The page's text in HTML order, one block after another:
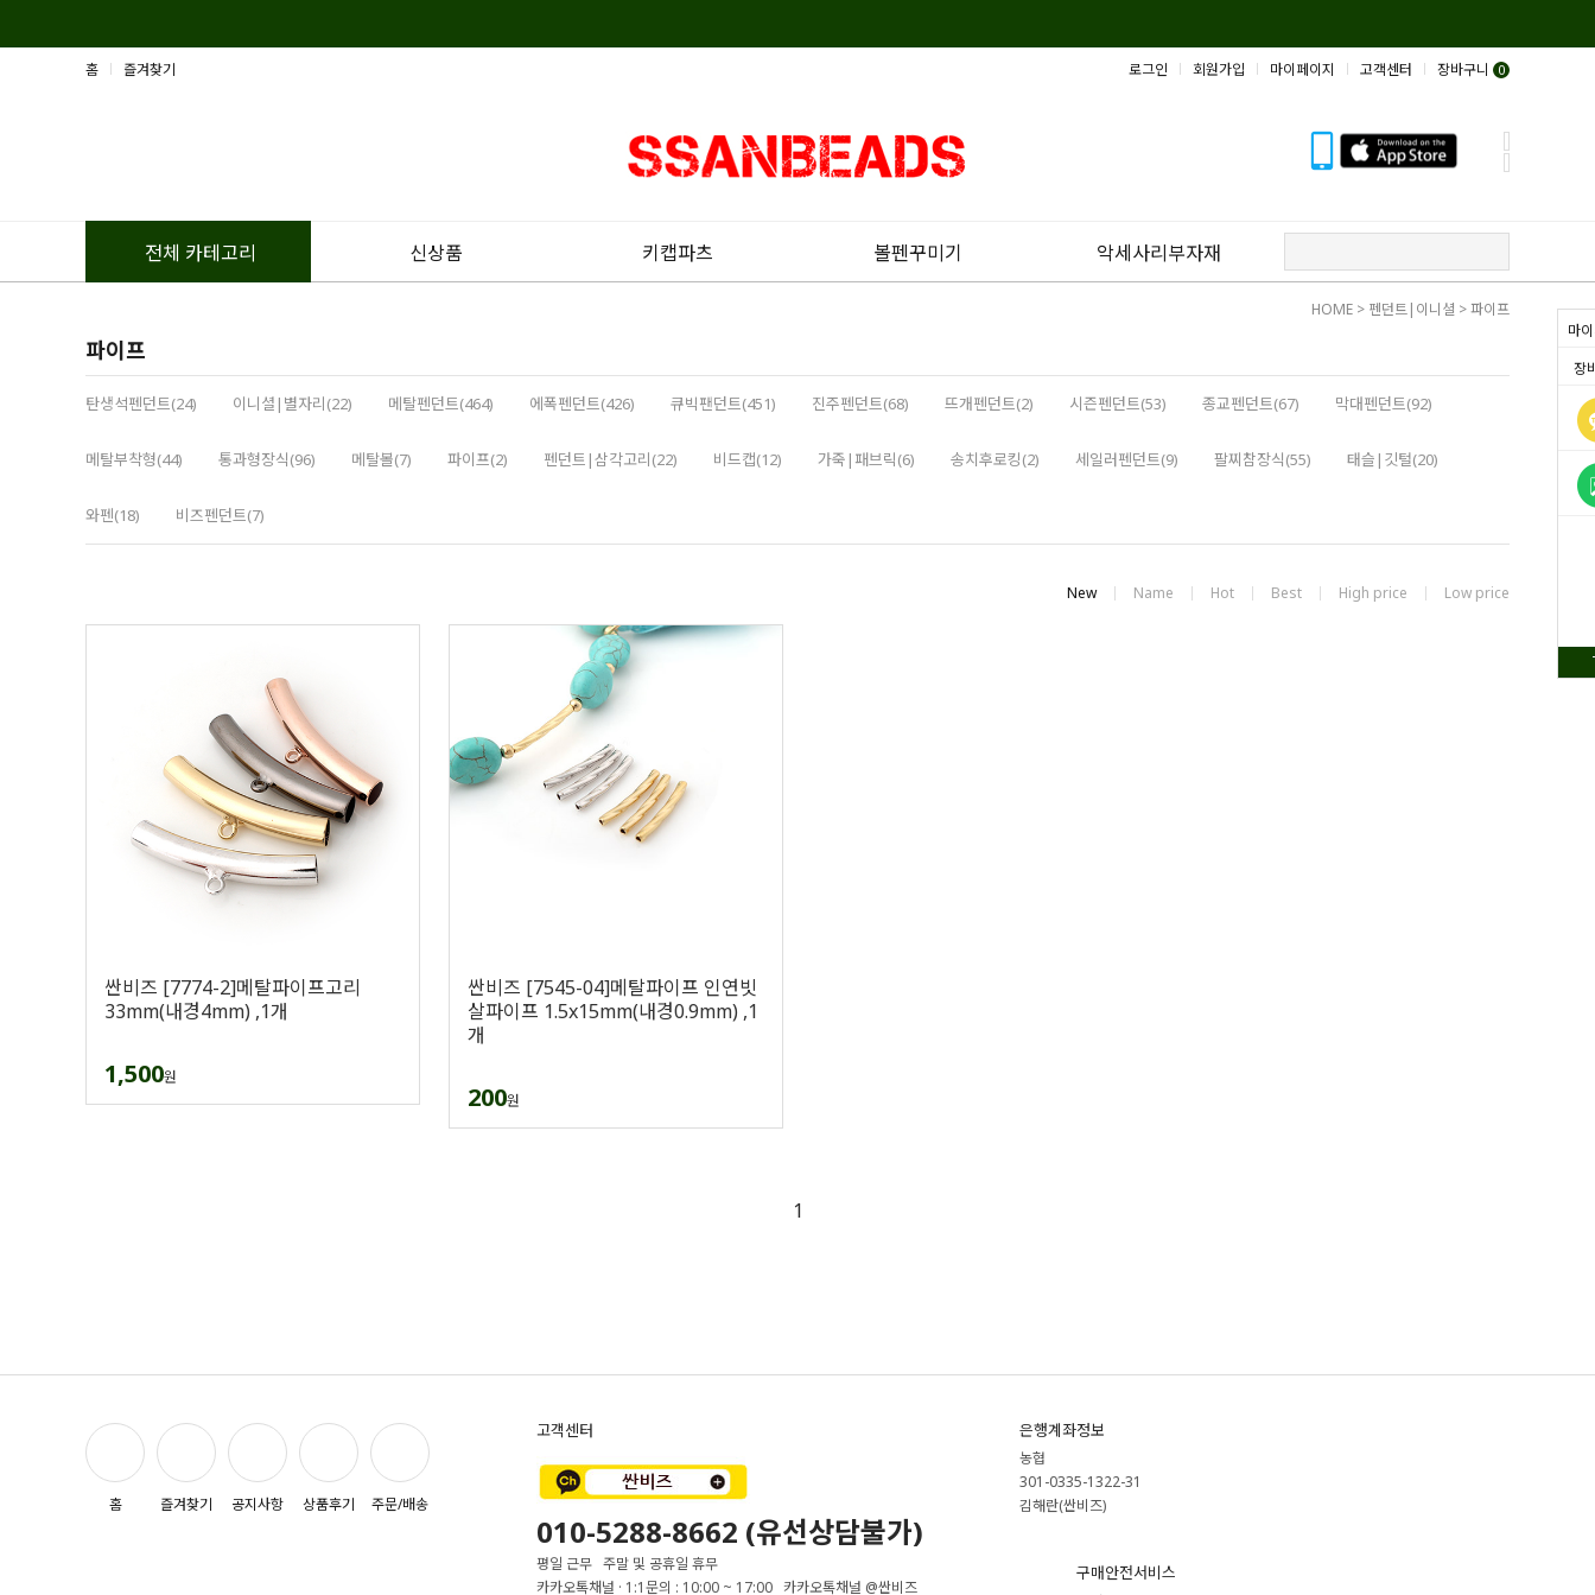
마
장
홈 즐겨찾기 로그인 회원가입 마이페이지 고객센터 장바구니 0
전체 카테고리 신상품 키캡파츠 볼펜꾸미기 악세사리부자재
HOME > 펜던트|이니셜 >파이프
파이프
탄생석펜던트(24) 이니셜|별자리(22) 메탈펜던트(464) 에폭펜던트(426) 큐빅팬던트(451) 진주펜던트(68) 뜨개펜던트(2) 시즌펜던트(53) 종교펜던트(67) 막대펜던트(92)
메탈부착형(44) 통과형장식(96) 메탈볼(7) 파이프(2) 펜던트|삼각고리(22) 비드캡(12) 가죽|패브릭(6) 송치후로킹(2) 세일러펜던트(9) 팔찌참장식(55) 태슬|깃털(20)
와펜(18) 비즈펜던트(7)
New Name Hot Best High price Low price
싼비즈 [7774-2]메탈파이프고리
33mm(내경4mm) ,1개
1,500원
싼비즈 [7545-04]메탈파이프 인연빗
살파이프 1.5x15mm(내경0.9mm) ,1
개
200원
1
홈 즐겨찾기 공지사항 상품후기 주문/배송
고객센터
010-5288-8662 (유선상담불가)
평일 근무 주말 및 공휴일 휴무
카카오톡채널 · 1:1문의 : 10:00 ~ 17:00 카카오톡채널 @싼비즈
은행계좌정보
농협
301-0335-1322-31
김해란(싼비즈)
구매안전서비스